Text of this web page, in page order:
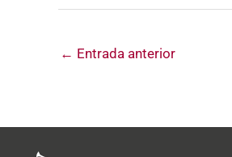
← Entrada anterior